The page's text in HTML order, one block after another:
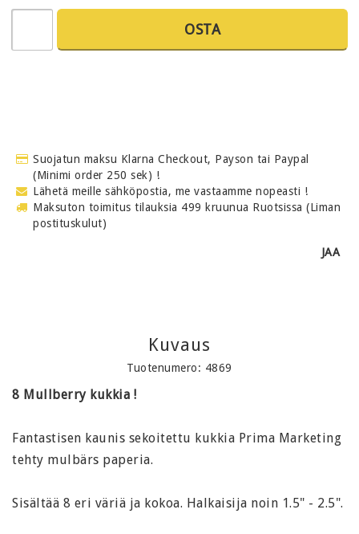
OSTA
Suojatun maksu Klarna Checkout, Payson tai Paypal
(Minimi order 250 sek) !
Lähetä meille sähköpostia, me vastaamme nopeasti !
Maksuton toimitus tilauksia 499 kruunua Ruotsissa (Liman
postituskulut)
JAA
Kuvaus
Tuotenumero: 4869
8 Mullberry kukkia !
Fantastisen kaunis sekoitettu kukkia Prima Marketing
tehty mulbärs paperia.
Sisältää 8 eri väriä ja kokoa. Halkaisija noin 1.5" - 2.5".